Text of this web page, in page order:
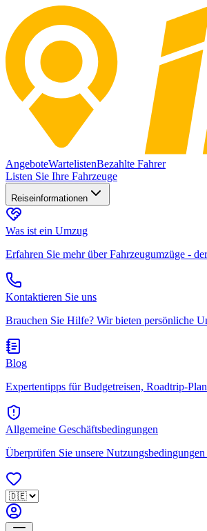
AngeboteWartelistenBezahlte Fahrer
Listen Sie Ihre Fahrzeuge
Reiseinformationen
Was ist ein Umzug
Erfahren Sie mehr über Fahrzeugumzüge -
Kontaktieren Sie uns
Brauchen Sie Hilfe? Wir bieten persönliche
Blog
Expertentipps für Budgetreisen, Roadtrip-
Allgemeine Geschäftsbedingungen
Überprüfen Sie unsere